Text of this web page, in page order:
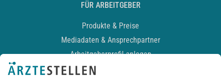
FÜR ARBEITGEBER
Produkte & Preise
Mediadaten & Ansprechpartner
Arbeitgeberprofil anlegen
Recruiting-Podcast